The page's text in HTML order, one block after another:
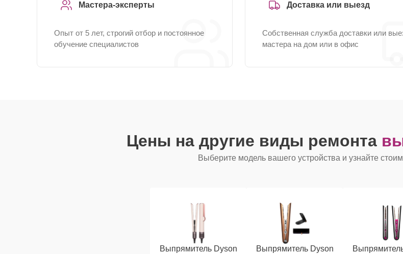
Мастера-эксперты
Опыт от 5 лет, строгий отбор и постоянное
обучение специалистов
Доставка или выезд
Собственная служба доставки или
мастера на дом или в офис
Цены на другие виды ремонта
Выберите модель вашего устройства и узнайте
Выпрямитель Dyson
Выпрямитель Dyson